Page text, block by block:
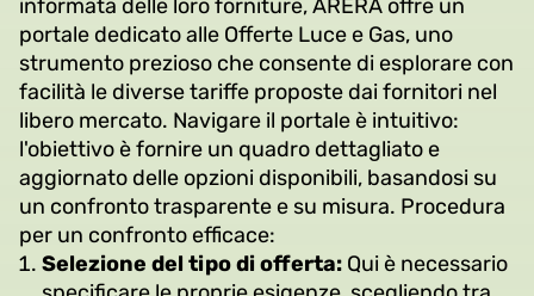
informata delle loro forniture, ARERA offre un
portale dedicato alle Offerte Luce e Gas, uno
strumento prezioso che consente di esplorare con
facilità le diverse tariffe proposte dai fornitori nel
libero mercato. Navigare il portale è intuitivo:
l'obiettivo è fornire un quadro dettagliato e
aggiornato delle opzioni disponibili, basandosi su
un confronto trasparente e su misura. Procedura
per un confronto efficace:
Selezione del tipo di offerta: Qui è necessario